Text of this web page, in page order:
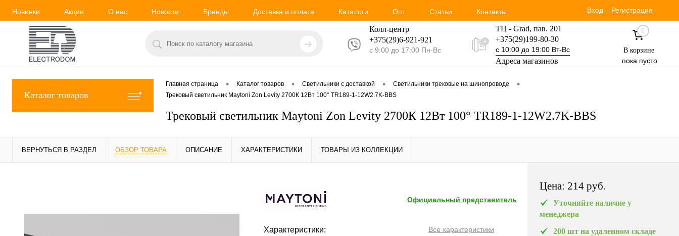
Новинки Акции О нас Новости Бренды Доставка и оплата Каталоги Опт Статьи Контакты Вход Регистрация
Колл-центр
+375(29)6-921-921
с 9:00 до 17:00 Пн-Вс
ТЦ - Grad, пав. 201
+375(29)199-80-30
с 10:00 до 19:00 Вт-Вс
Адреса магазинов
+375(29)354-30-60
0
В корзине
пока пусто
Каталог товаров
Главная страница • Каталог товаров • Светильники с доставкой • Светильники трековые на шинопроводе •
Трековый светильник Maytoni Zon Levity 2700К 12Вт 100° TR189-1-12W2.7K-BBS
Трековый светильник Maytoni Zon Levity 2700К 12Вт 100° TR189-1-12W2.7K-BBS
ВЕРНУТЬСЯ В РАЗДЕЛ ОБЗОР ТОВАРА ОПИСАНИЕ ХАРАКТЕРИСТИКИ ТОВАРЫ ИЗ КОЛЛЕКЦИИ
Официальный представитель
Характеристики: Все характеристики
Цена: 214 pуб.
Уточняйте наличие у
менеджера
200 шт на удаленном складе